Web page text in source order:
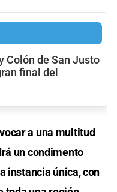
Colón de San Justo
final del
a una multitud
un condimento
instancia única, con